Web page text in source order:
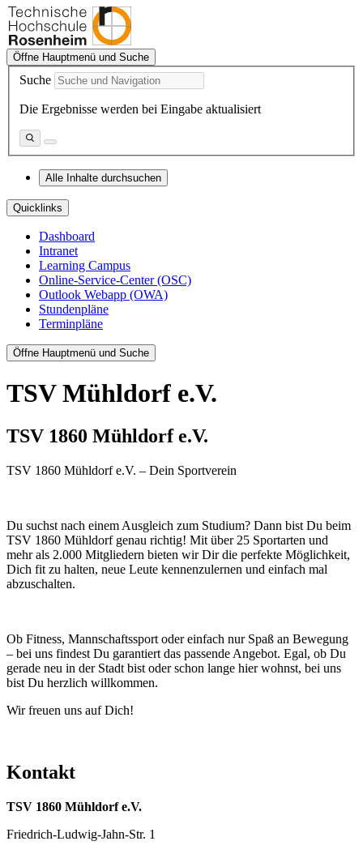
Öffne Hauptmenü und Suche
Suche
Die Ergebnisse werden bei Eingabe aktualisiert
Alle Inhalte durchsuchen
Quicklinks
Dashboard
Intranet
Learning Campus
Online-Service-Center (OSC)
Outlook Webapp (OWA)
Stundenpläne
Terminpläne
Öffne Hauptmenü und Suche
TSV Mühldorf e.V.
TSV 1860 Mühldorf e.V.
TSV 1860 Mühldorf e.V. – Dein Sportverein
Du suchst nach einem Ausgleich zum Studium? Dann bist Du beim
TSV 1860 Mühldorf genau richtig! Mit über 25 Sportarten und
mehr als 2.000 Mitgliedern bieten wir Dir die perfekte Möglichkeit,
Dich fit zu halten, neue Leute kennenzulernen und einfach mal
abzuschalten.
Ob Fitness, Mannschaftssport oder einfach nur Spaß an Bewegung
– bei uns findest Du garantiert das passende Angebot. Egal, ob Du
gerade neu in der Stadt bist oder schon lange hier wohnst, bei uns
bist Du herzlich willkommen.
Wir freuen uns auf Dich!
Kontakt
TSV 1860 Mühldorf e.V.
Friedrich-Ludwig-Jahn-Str. 1